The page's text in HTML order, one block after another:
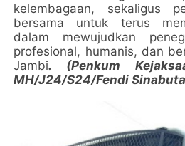
kelembagaan, sekaligus
bersama untuk terus
dalam mewujudkan
profesional, humanis, dan
Jambi. (Penkum
MH/J24/S24/Fendi